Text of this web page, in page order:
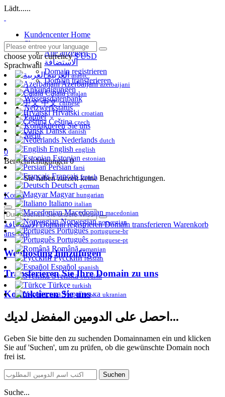
Lädt......
Kundencenter Home
Shop
Alle anzeigen
الاستضافة
Domain registrieren
Domain transferieren
Ankündigungen
Wissensdatenbank
Netzwerkstatus
Partner
Kontaktieren Sie uns
Mehr
0
Benachrichtigungen0
Sie haben zurzeit keine Benachrichtigungen.
Konto
الاستضافةDomain registrierenDomain transferieren Warenkorb
ansehen
Webhosting hinzufügen
Transferieren Sie Ihre Domain zu uns
Kontaktieren Sie uns
احصل على الدومين المفضل لديك...
Geben Sie bitte den zu suchenden Domainnamen ein und klicken
Sie auf 'Suchen', um zu prüfen, ob die gewünschte Domain noch
frei ist.
Suchen
Suche...
choose your currency $ USD
Sprachwahl
العربيةarabic
Azerbaijaniazerbaijani
Catalàcatalan
中文chinese
Hrvatski croatian
Češtinaczech
Danskdanish
Nederlands dutch
English english
Estonian estonian
Persian farsi
Français french
Deutsch german
Magyar hungarian
Italiano italian
Macedonian macedonian
Norwegiannorwegian
Portuguêsportuguese-br
Português portuguese-pt
Românăromanian
Русскийrussian
Español spanish
Svenskaswedish
Türkçe turkish
Українська ukranian